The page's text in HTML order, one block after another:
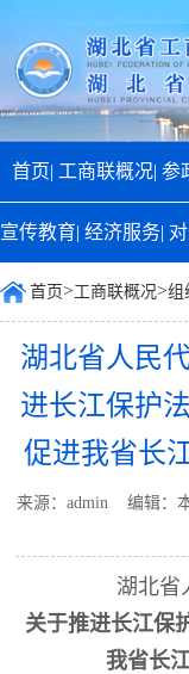
首页| 工商联概况| 参
宣传教育| 经济服务|
首页>工商联概况>组
湖北省人民
进长江保护
促进我省长
来源：admin 编辑：
湖北省
关于推进长江保
我省长